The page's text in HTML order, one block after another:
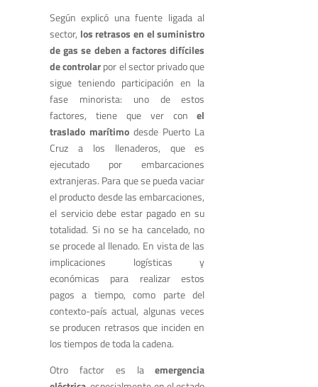
Según explicó una fuente ligada al
sector, los retrasos en el suministro
de gas se deben a factores difíciles
de controlarpor el sector privado que
sigue teniendo participación en la
fase minorista: uno de estos
factores, tiene que ver conel
traslado marítimo desde Puerto La
Cruz a los llenaderos, que es
ejecutado por embarcaciones
extranjeras. Para que se pueda vaciar
el producto desde las embarcaciones,
el servicio debe estar pagado en su
totalidad. Si no se ha cancelado, no
se procede al llenado. En vista de las
implicaciones logísticas y
económicas para realizar estos
pagos a tiempo, como parte del
contexto-país actual, algunas veces
se producen retrasos que inciden en
los tiempos de toda la cadena.
Otro factor es laemergencia